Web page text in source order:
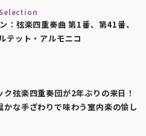
：弦楽四重奏曲 第1番、第41番、
テット・アルモニコ
ク弦楽四重奏団が2年ぶりの来日！
かな手ざわりで味わう室内楽の愉し